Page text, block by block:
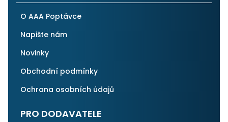
O AAA Poptávce
Napište nám
Novinky
Obchodní podmínky
Ochrana osobních údajů
PRO DODAVATELE